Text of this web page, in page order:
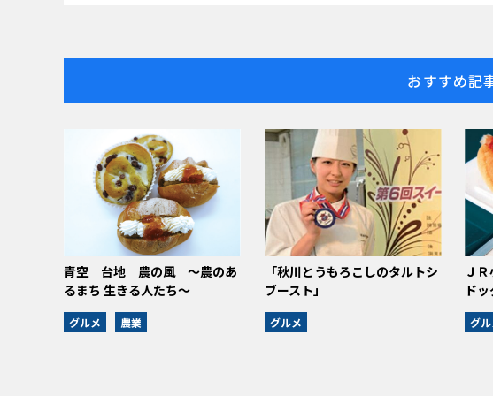
おすすめ記
青空 台地 農の風 ～農のあ
るまち 生きる人たち～
グルメ 農業
「秋川とうもろこしのタルトシ
ブースト」
グルメ
Ｊ
ド
グ